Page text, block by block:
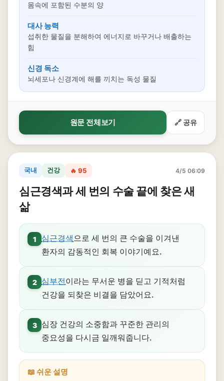
몸속에 포함된 수분의 양
대사 능력
섭취한 물질을 분해하여 에너지로 바꾸거나 배출하는
힘
신경 독소
뇌세포나 신경계에 해를 끼치는 독성 물질
원문 전체보기 🔗 공유
국내 건강 🔥 95 4/5 06:09
심근경색과 세 번의 수술 끝에 찾은 새
삶
1 심근경색으로 세 번의 큰 수술을 이겨낸
환자의 감동적인 회복 이야기예요.
2 심부전이라는 무서운 병을 딛고 기적처럼
건강을 되찾은 비결을 담았어요.
3
심장 건강의 소중함과 꾸준한 관리의
중요성을 다시금 일깨워줍니다.
📖 쉬운 설명